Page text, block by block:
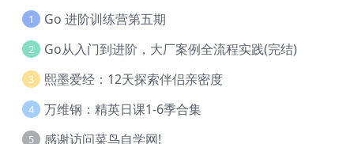
1 Go 进阶训练营第五期
2 Go从入门到进阶，大厂案例全流程实践(完结)
3 熙墨爱经：12天探索伴侣亲密度
4 万维钢：精英日课1-6季合集
5 感谢访问菜鸟自学网!